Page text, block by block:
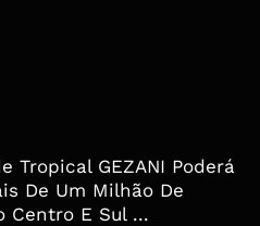
Tropical GEZANI Poderá
De Um Milhão De
Centro E Sul ...